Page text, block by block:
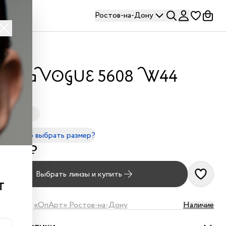
Ростов-на-Дону
VOGUE 5608 W44
Черный
- 140mm
выбрать размер?
₽
Выбрать линзы и купить
«ОпАрт» Ростов-на-Дону Наличие